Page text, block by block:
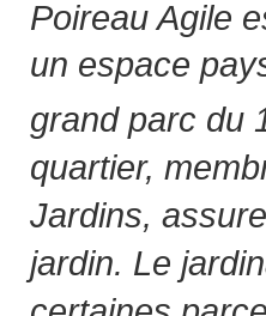
Poireau Agile
un espace
grand parc du
quartier,
Jardins,
jardin. Le